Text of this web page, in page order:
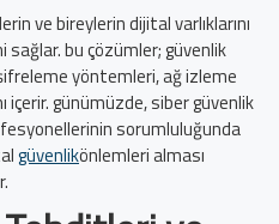
ve bireylerin dijital varlıklarını
bu çözümler; güvenlik
yöntemleri, ağ izleme
içerir. günümüzde, siber güvenlik
sorumluluğunda
güvenlikönlemleri alması